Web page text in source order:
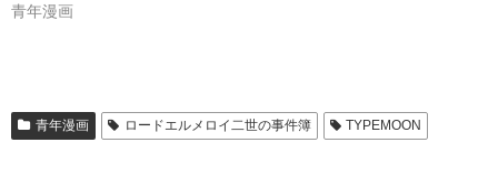
青年漫画
青年漫画 ロードエルメロイ二世の事件簿 TYPEMOON